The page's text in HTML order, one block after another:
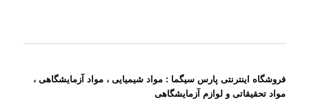
فروشگاه اینترنتی پارس سیگما : مواد شیمیایی ، مواد آزمایشگاهی ،
مواد تحقیقاتی و لوازم آزمایشگاهی